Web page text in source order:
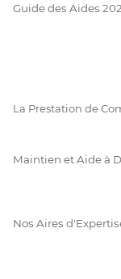
Guide des Aides
La Prestation de
Maintien et Aide à
Nos Aires